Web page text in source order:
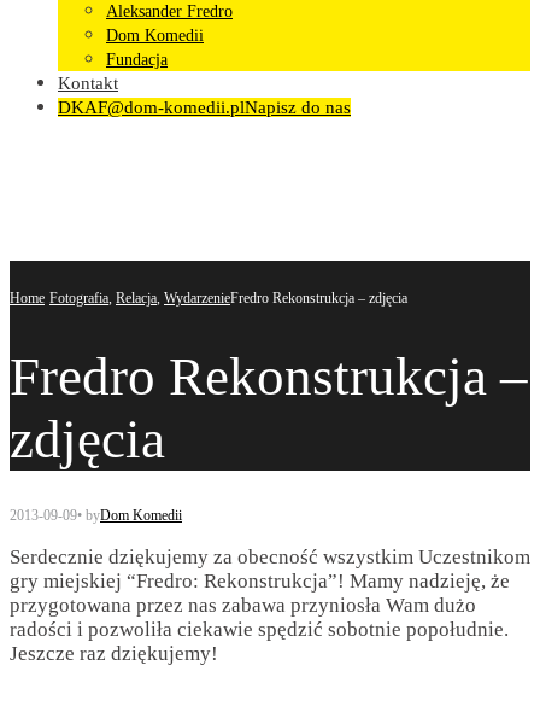
Aleksander Fredro
Dom Komedii
Fundacja
Kontakt
DKAF@dom-komedii.plNapisz do nas
Home Fotografia, Relacja, WydarzenieFredro Rekonstrukcja – zdjęcia
Fredro Rekonstrukcja –
zdjęcia
2013-09-09• byDom Komedii
Serdecznie dziękujemy za obecność wszystkim Uczestnikom
gry miejskiej “Fredro: Rekonstrukcja”! Mamy nadzieję, że
przygotowana przez nas zabawa przyniosła Wam dużo
radości i pozwoliła ciekawie spędzić sobotnie popołudnie.
Jeszcze raz dziękujemy!